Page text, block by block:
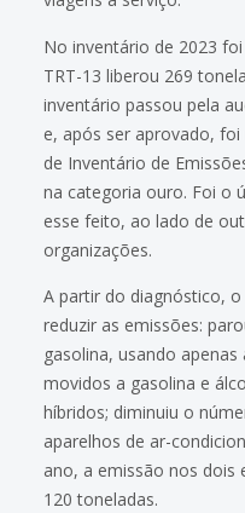
No inventário de 2023
TRT-13 liberou 269
inventário passou pela
e, após ser aprovado,
de Inventário de
na categoria ouro. Foi o
esse feito, ao lado de
organizações.
A partir do diagnóstico,
reduzir as emissões:
gasolina, usando
movidos a gasolina e
híbridos; diminuiu o
aparelhos de ar-
ano, a emissão nos dois
120 toneladas.